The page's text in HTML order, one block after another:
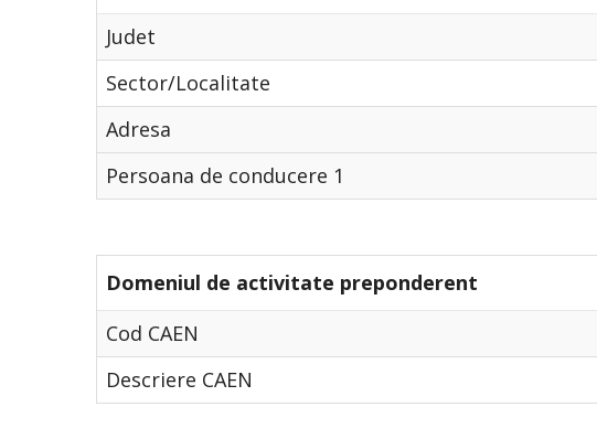
Judet
Sector/Localitate
Adresa
Persoana de conducere 1
Domeniul de activitate preponderent
Cod CAEN
Descriere CAEN